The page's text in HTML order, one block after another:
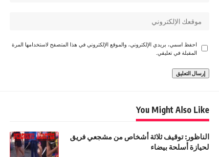
احفظ اسمي، بريدي الإلكتروني، والموقع الإلكتروني في هذا المتصفح لاستخدامها المرة
المقبلة في تعليقي.
You Might Also Like
الناظور: توقيف ثلاثة أشخاص من مشجعي فريق
لحيازة أسلحة بيضاء